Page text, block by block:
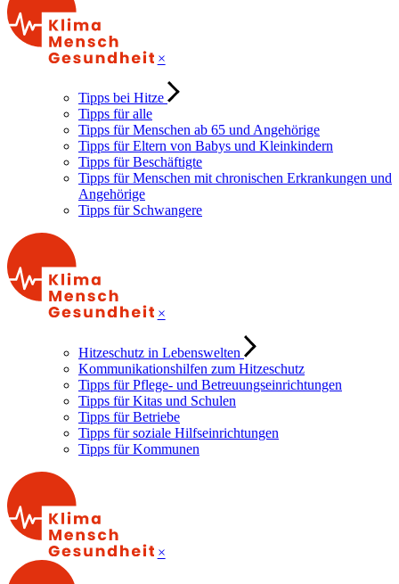
×
Tipps bei Hitze
Tipps für alle
Tipps für Menschen ab 65 und Angehörige
Tipps für Eltern von Babys und Kleinkindern
Tipps für Beschäftigte
Tipps für Menschen mit chronischen Erkrankungen und
Angehörige
Tipps für Schwangere
×
Hitzeschutz in Lebenswelten
Kommunikationshilfen zum Hitzeschutz
Tipps für Pflege- und Betreuungseinrichtungen
Tipps für Kitas und Schulen
Tipps für Betriebe
Tipps für soziale Hilfseinrichtungen
Tipps für Kommunen
×